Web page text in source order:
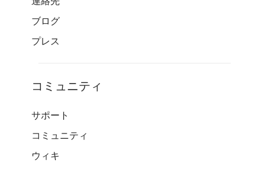
ブログ
プレス
コミュニティ
サポート
コミュニティ
ウィキ